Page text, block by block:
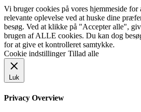
Vi bruger cookies på vores hjemmeside for
relevante oplevelse ved at huske dine
besøg. Ved at klikke på "Accepter alle",
brugen af ALLE cookies. Du kan dog
for at give et kontrolleret samtykke.
Cookie indstillinger Tillad alle
Luk
Privacy Overview